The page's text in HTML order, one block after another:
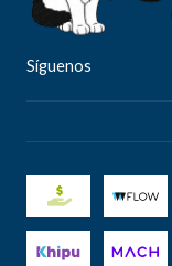
Síguenos